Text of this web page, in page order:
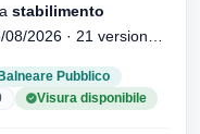
stabilimento
Pubblico
Visura disponibile